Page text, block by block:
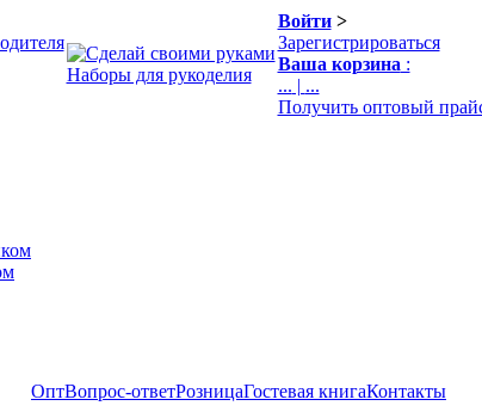
Наборы для рукоделия
Войти>
Зарегистрироваться
Ваша корзина :
... | ...
Получить оптовый
ОптВопрос-ответРозницаГостевая книгаКонтакты